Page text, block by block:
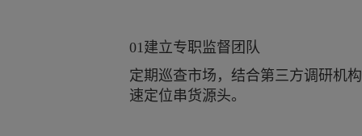
01建立专职监督团队
定期巡查市场，结合第三方调研机
速定位串货源头。